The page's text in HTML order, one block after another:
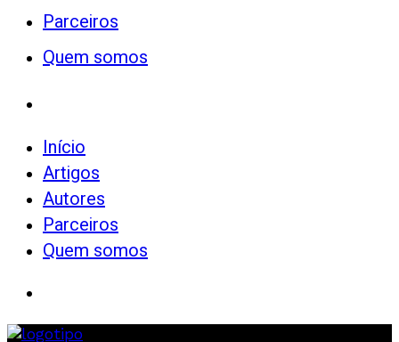
Parceiros
Quem somos
Início
Artigos
Autores
Parceiros
Quem somos